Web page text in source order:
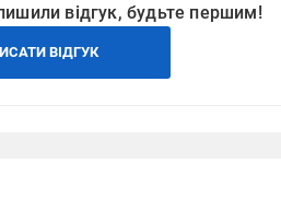
відгук, будьте першим!
ВІДГУК